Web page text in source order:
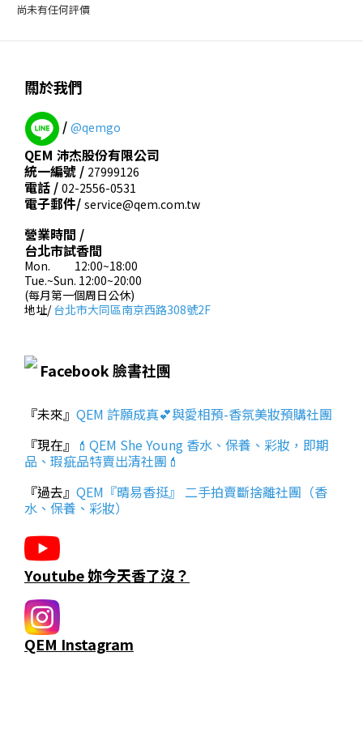
尚未有任何評價
關於我們
/ @qemgo
QEM 沛杰股份有限公司
統一編號 / 27999126
電話 / 02-2556-0531
電子郵件/ service@qem.com.tw
營業時間 /
台北市試香間
Mon. 12:00~18:00
Tue.~Sun. 12:00~20:00
(每月第一個周日公休)
地址/台北市大同區南京西路308號2F
Facebook 臉書社團
『未來』 QEM 許願成真💕與愛相預-香氛美妝預購社團
『現在』 💄QEM She Young 香水、保養、彩妝，即期
品、瑕疵品特賣出清社團💄
『過去』 QEM『晴易香挺』 二手拍賣斷捨離社團（香
水、保養、彩妝）
Youtube 妳今天香了沒？
QEM Instagram